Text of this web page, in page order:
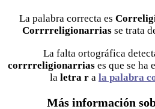
La palabra correcta es
Corrrreligionarrias se trata
La falta ortográfica
corrrreligionarriases que se ha
la letra r a la palabra
Más información